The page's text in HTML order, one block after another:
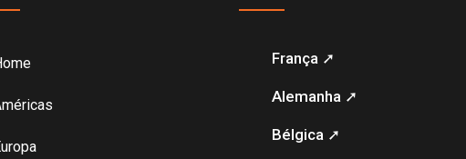
França ➚
Alemanha ➚
Bélgica ➚